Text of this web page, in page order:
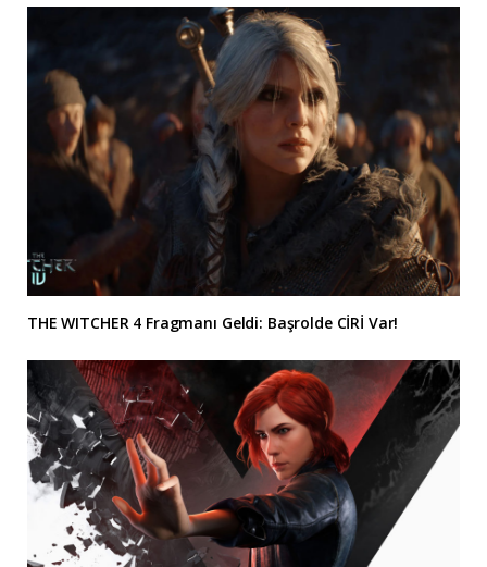
THE WITCHER 4 Fragmanı Geldi: Başrolde CİRİ Var!